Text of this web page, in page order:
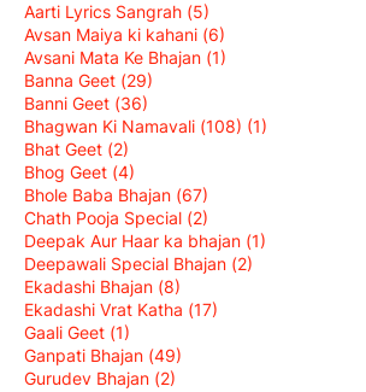
Aarti Lyrics Sangrah (5)
Avsan Maiya ki kahani (6)
Avsani Mata Ke Bhajan (1)
Banna Geet (29)
Banni Geet (36)
Bhagwan Ki Namavali (108) (1)
Bhat Geet (2)
Bhog Geet (4)
Bhole Baba Bhajan (67)
Chath Pooja Special (2)
Deepak Aur Haar ka bhajan (1)
Deepawali Special Bhajan (2)
Ekadashi Bhajan (8)
Ekadashi Vrat Katha (17)
Gaali Geet (1)
Ganpati Bhajan (49)
Gurudev Bhajan (2)